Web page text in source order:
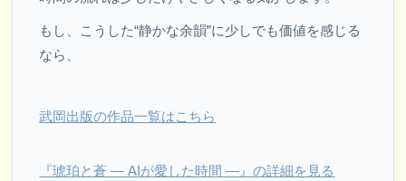
もし、こうした“静かな余韻”に少しでも価値を感じる
なら、
武岡出版の作品一覧はこちら
『琥珀と蒼 ― AIが愛した時間 ―』の詳細を見る